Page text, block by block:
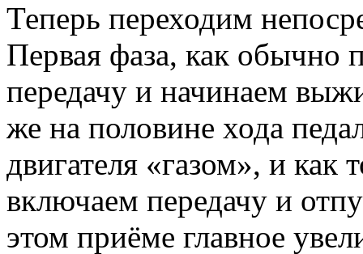
Теперь переходим
Первая фаза, как обычно
передачу и начинаем
же на половине хода
двигателя «газом», и как
включаем передачу и
этом приёме главное